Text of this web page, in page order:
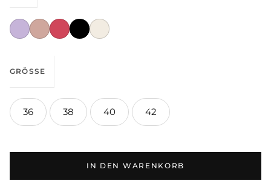
GRÖSSE
36 38 40 42
IN DEN WARENKORB